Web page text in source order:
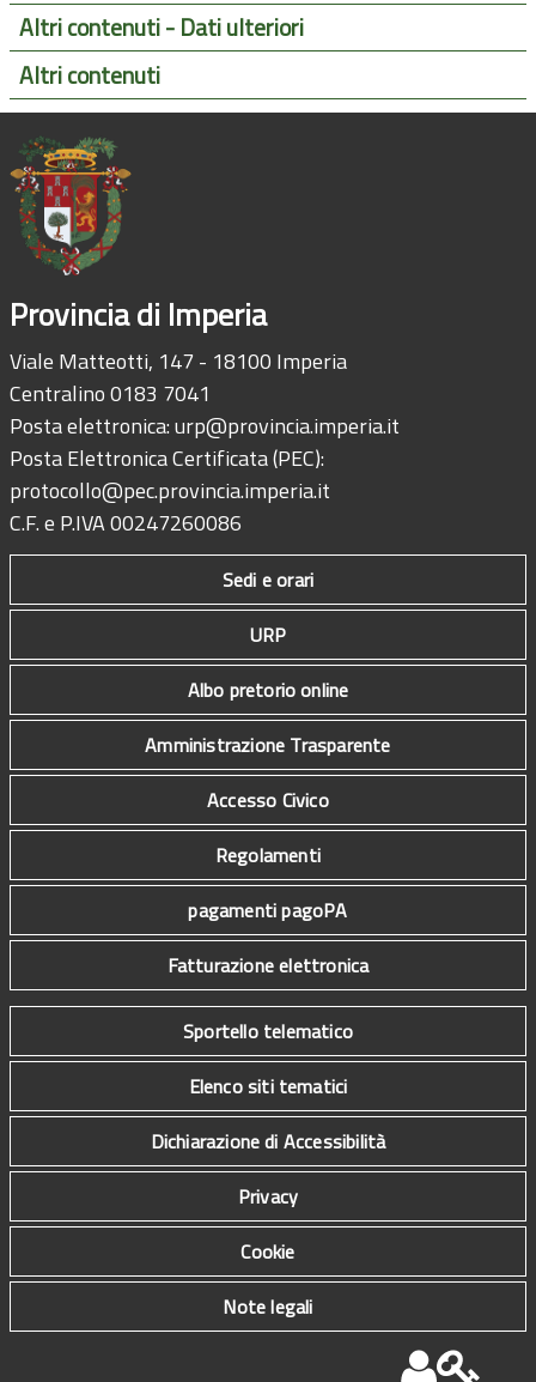
Altri contenuti - Dati ulteriori
Altri contenuti
Provincia di Imperia
Viale Matteotti, 147 - 18100 Imperia
Centralino 0183 7041
Posta elettronica:urp@provincia.imperia.it
Posta Elettronica Certificata (PEC):
protocollo@pec.provincia.imperia.it
C.F. e P.IVA 00247260086
Sedi e orari
URP
Albo pretorio online
Amministrazione Trasparente
Accesso Civico
Regolamenti
pagamenti pagoPA
Fatturazione elettronica
Sportello telematico
Elenco siti tematici
Dichiarazione di Accessibilità
Privacy
Cookie
Note legali